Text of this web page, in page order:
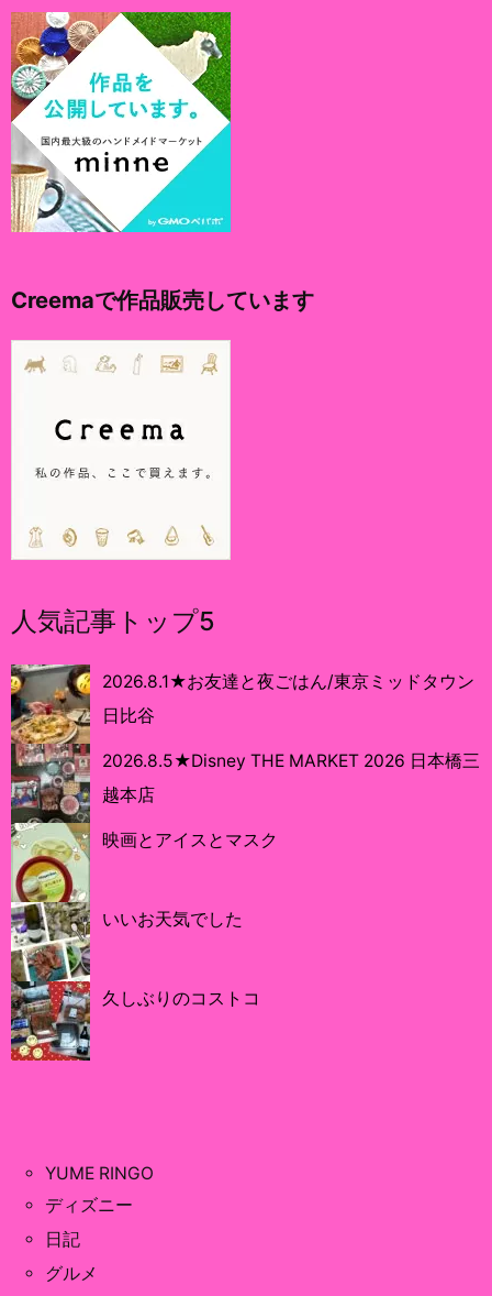
Creemaで作品販売しています
人気記事トップ5
2026.8.1★お友達と夜ごはん/東京ミッドタウン
日比谷
2026.8.5★Disney THE MARKET 2026 日本橋三
越本店
映画とアイスとマスク
いいお天気でした
久しぶりのコストコ
YUME RINGO
ディズニー
日記
グルメ